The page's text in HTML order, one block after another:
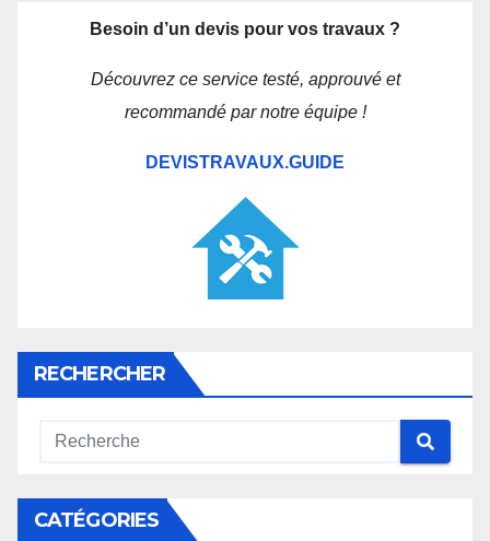
Besoin d’un devis pour vos travaux ?
Découvrez ce service testé, approuvé et
recommandé par notre équipe !
DEVISTRAVAUX.GUIDE
RECHERCHER
CATÉGORIES